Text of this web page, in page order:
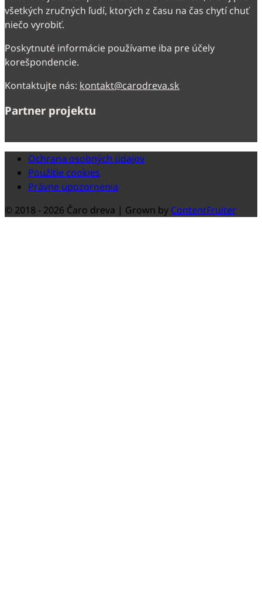
všetkých zručných ľudí, ktorých z času na čas chytí chuť
niečo vyrobiť.
Poskytnuté informácie používame iba pre účely
korešpondencie.
Kontaktujte nás: kontakt@carodreva.sk
Partner projektu
Ochrana osobných údajov
Použitie cookies
Právne upozornenia
© 2018 - 2026 Čaro dreva | Grown by ContentFruiter